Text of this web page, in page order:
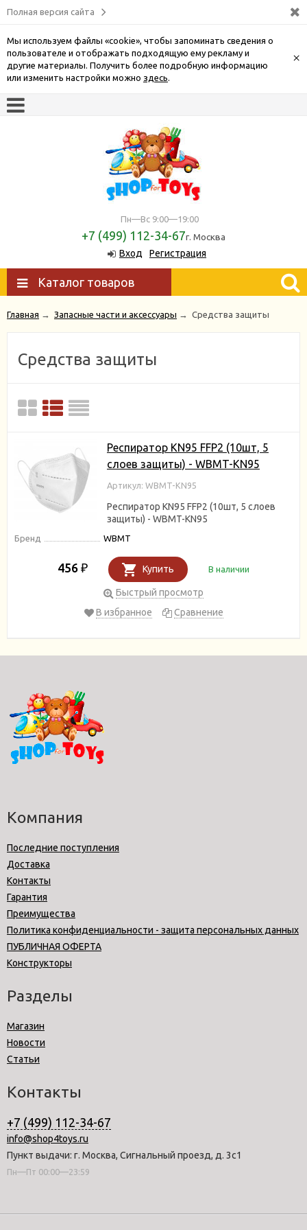
Полная версия сайта
Мы используем файлы «cookie», чтобы запоминать сведения о
пользователе и отображать подходящую ему рекламу и
другие материалы. Получить более подробную информацию
или изменить настройки можно здесь.
×
Пн—Вс 9:00—19:00
+7 (499) 112-34-67г. Москва
Вход
Регистрация
Каталог товаров
Главная → Запасные части и аксессуары → Средства защиты
Средства защиты
Респиратор KN95 FFP2 (10шт, 5
слоев защиты) - WBMT-KN95
Артикул: WBMT-KN95
Респиратор KN95 FFP2 (10шт, 5 слоев
защиты) - WBMT-KN95
Бренд WBMT
456 ₽ Купить В наличии
Быстрый просмотр
В избранное
Сравнение
Компания
Последние поступления
Доставка
Контакты
Гарантия
Преимущества
Политика конфиденциальности - защита персональных данных
ПУБЛИЧНАЯ ОФЕРТА
Конструкторы
Разделы
Магазин
Новости
Статьи
Контакты
+7 (499) 112-34-67
info@shop4toys.ru
Пункт выдачи: г. Москва, Сигнальный проезд, д. 3с1
Пн—Пт 00:00—23:59